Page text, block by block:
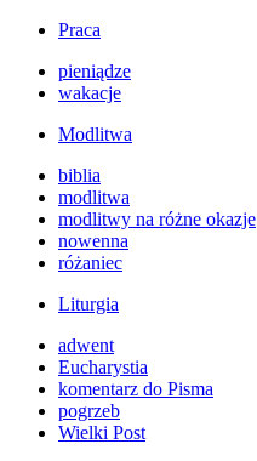
Praca
pieniądze
wakacje
Modlitwa
biblia
modlitwa
modlitwy na różne okazje
nowenna
różaniec
Liturgia
adwent
Eucharystia
komentarz do Pisma
pogrzeb
Wielki Post